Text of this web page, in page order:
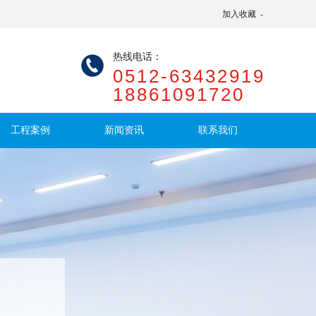
加入收藏 -
热线电话：
0512-63432919
18861091720
工程案例 新闻资讯 联系我们